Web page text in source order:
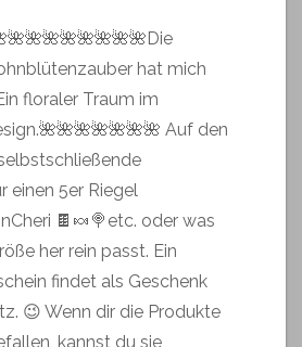
hat mich
floraler Traum im
Auf den
einen 5er Riegel
🍫🍬🍭etc. oder was
her rein passt. Ein
findet als Geschenk
😉 Wenn dir die Produkte
kannst du sie